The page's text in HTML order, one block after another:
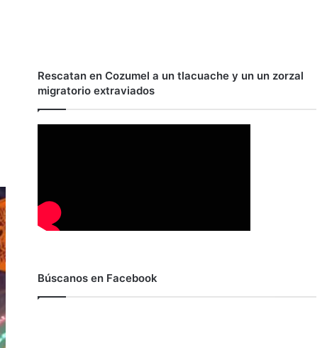
Rescatan en Cozumel a un tlacuache y un un zorzal
migratorio extraviados
Búscanos en Facebook